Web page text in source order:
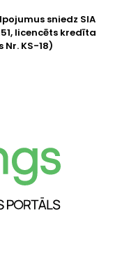
sniedz SIA
licencēts kredīta
KS-18)